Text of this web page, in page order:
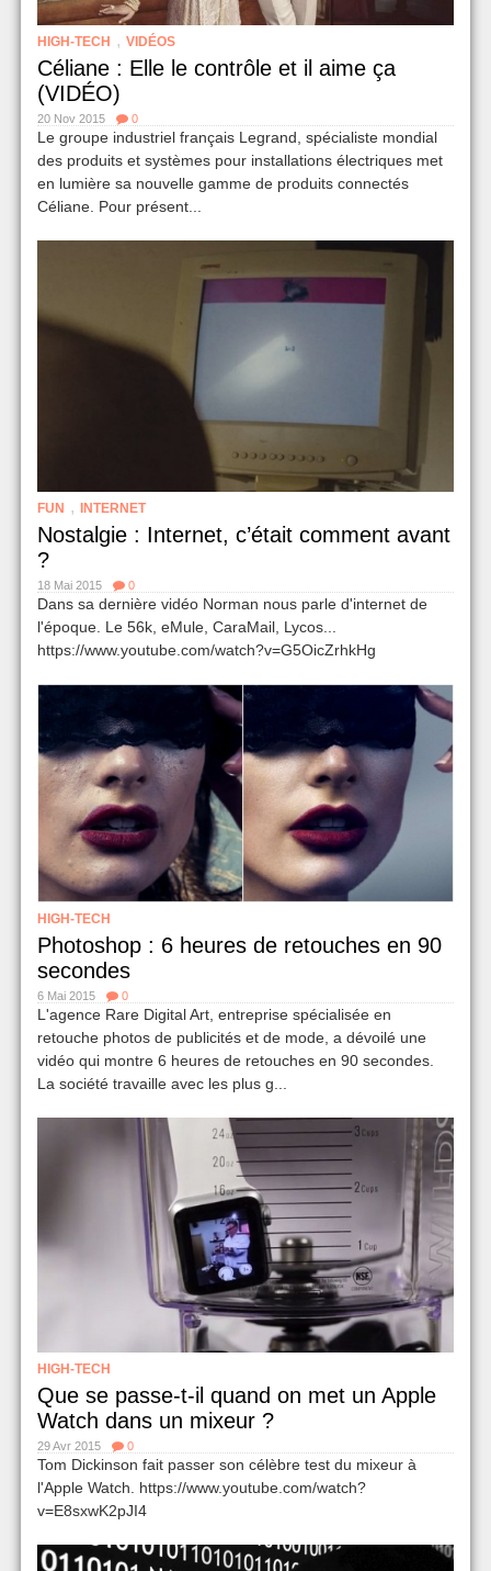
HIGH-TECH , VIDÉOS
Céliane : Elle le contrôle et il aime ça
(VIDÉO)
20 Nov 2015 0
Le groupe industriel français Legrand, spécialiste mondial
des produits et systèmes pour installations électriques met
en lumière sa nouvelle gamme de produits connectés
Céliane. Pour présent...
FUN , INTERNET
Nostalgie : Internet, c’était comment avant
?
18 Mai 2015 0
Dans sa dernière vidéo Norman nous parle d'internet de
l'époque. Le 56k, eMule, CaraMail, Lycos...
https://www.youtube.com/watch?v=G5OicZrhkHg
HIGH-TECH
Photoshop : 6 heures de retouches en 90
secondes
6 Mai 2015 0
L'agence Rare Digital Art, entreprise spécialisée en
retouche photos de publicités et de mode, a dévoilé une
vidéo qui montre 6 heures de retouches en 90 secondes.
La société travaille avec les plus g...
HIGH-TECH
Que se passe-t-il quand on met un Apple
Watch dans un mixeur ?
29 Avr 2015 0
Tom Dickinson fait passer son célèbre test du mixeur à
l'Apple Watch. https://www.youtube.com/watch?
v=E8sxwK2pJI4